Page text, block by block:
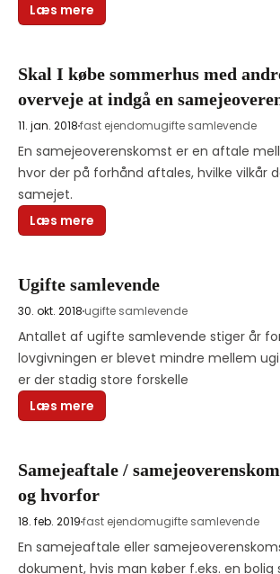
Læs mere
Skal I købe sommerhus med
overveje at indgå en
11. jan. 2018fast ejendomugifte samlevende
En samejeoverenskomst er en aftale
hvor der på forhånd aftales, hvilke vilkår
samejet.
Læs mere
Ugifte samlevende
30. okt. 2018 ugifte samlevende
Antallet af ugifte samlevende stiger år
lovgivningen er blevet mindre mellem
er der stadig store forskelle
Læs mere
Samejeaftale /
og hvorfor
18. feb. 2019fast ejendomugifte samlevende
En samejeaftale eller
dokument, hvis man køber f.eks. en